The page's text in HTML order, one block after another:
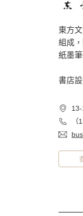
東方
組成
紙墨
書店